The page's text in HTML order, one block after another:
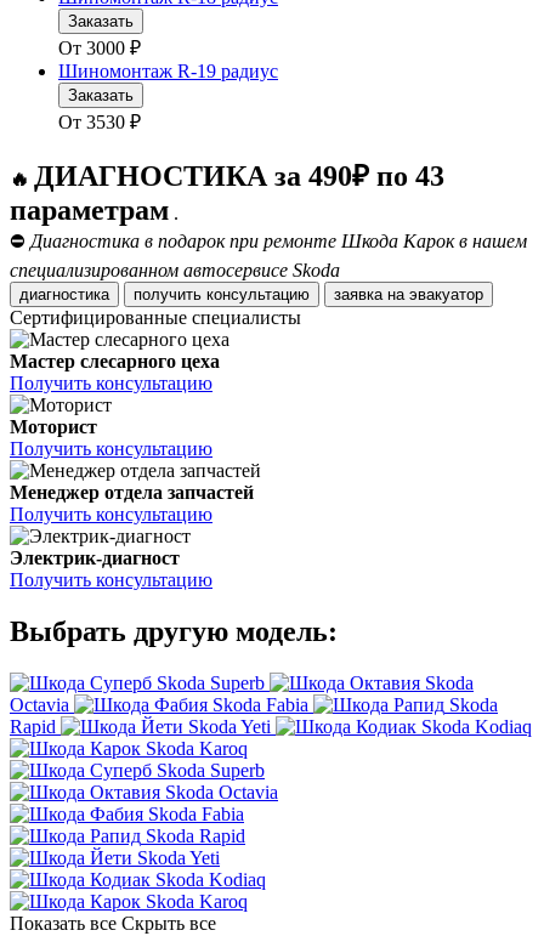
Заказать
От 3000 ₽
Шиномонтаж R-19 радиус
Заказать
От 3530 ₽
🔥 ДИАГНОСТИКА за 490₽ по 43
параметрам .
⛔ Диагностика в подарок при ремонте Шкода Карок в нашем
специализированном автосервисе Skoda
диагностика получить консультацию заявка на эвакуатор
Сертифицированные специалисты
Мастер слесарного цеха
Получить консультацию
Моторист
Получить консультацию
Менеджер отдела запчастей
Получить консультацию
Электрик-диагност
Получить консультацию
Выбрать другую модель:
Skoda Superb
Skoda
Octavia
Skoda Fabia
Skoda
Rapid
Skoda Yeti
Skoda Kodiaq
Skoda Karoq
Skoda Superb
Skoda Octavia
Skoda Fabia
Skoda Rapid
Skoda Yeti
Skoda Kodiaq
Skoda Karoq
Показать все Скрыть все